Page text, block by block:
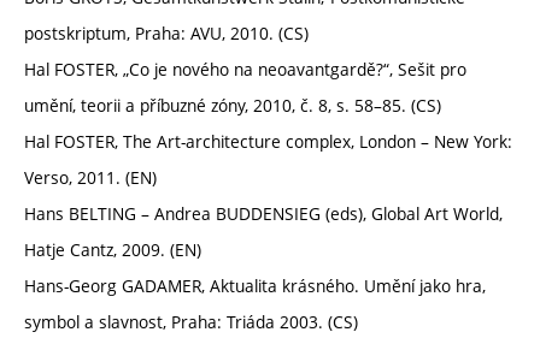
postskriptum, Praha: AVU, 2010. (CS)
Hal FOSTER, „Co je nového na neoavantgardě?“, Sešit pro
umění, teorii a příbuzné zóny, 2010, č. 8, s. 58–85. (CS)
Hal FOSTER, The Art-architecture complex, London – New York:
Verso, 2011. (EN)
Hans BELTING – Andrea BUDDENSIEG (eds), Global Art World,
Hatje Cantz, 2009. (EN)
Hans-Georg GADAMER, Aktualita krásného. Umění jako hra,
symbol a slavnost, Praha: Triáda 2003. (CS)